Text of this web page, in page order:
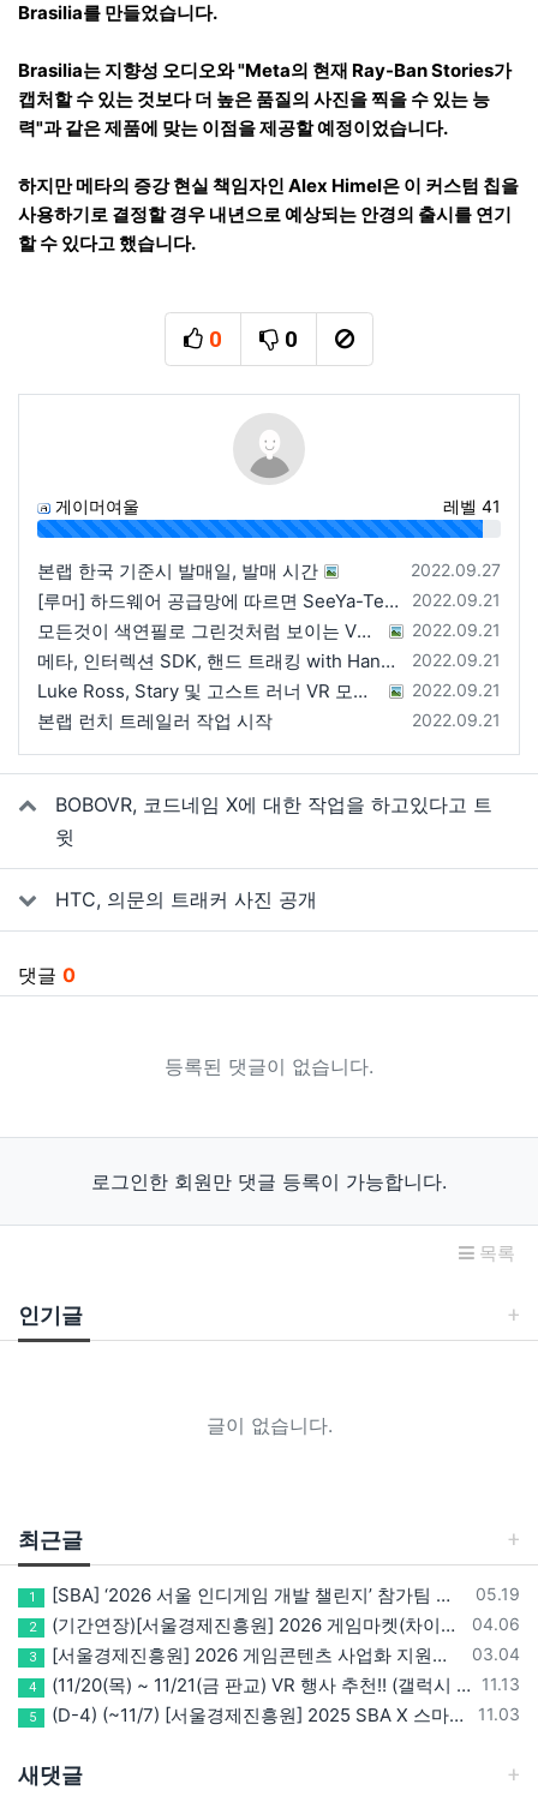
Brasilia를 만들었습니다.
Brasilia는 지향성 오디오와 "Meta의 현재 Ray-Ban Stories가
캡처할 수 있는 것보다 더 높은 품질의 사진을 찍을 수 있는 능
력"과 같은 제품에 맞는 이점을 제공할 예정이었습니다.
하지만 메타의 증강 현실 책임자인 Alex Himel은 이 커스텀 칩을
사용하기로 결정할 경우 내년으로 예상되는 안경의 출시를 연기
할 수 있다고 했습니다.
0
추천
0
비추천신고
게이머여울 레벨 41
96%
등록일
2022.09.27
본랩 한국 기준시 발매일, 발매 시간
등록일
2022.09.21
[루머] 하드웨어 공급망에 따르면 SeeYa-Tech가 Apple에 여러 번 uOLED 샘플을 보냄
등록일
2022.09.21
모든것이 색연필로 그린것처럼 보이는 VRChat 월드
등록일
2022.09.21
메타, 인터렉션 SDK, 핸드 트래킹 with Hands 2.1에 대한 강연 예정
등록일
2022.09.21
Luke Ross, Stary 및 고스트 러너 VR 모드 공개
등록일
2022.09.21
본랩 런치 트레일러 작업 시작
관련자료
BOBOVR, 코드네임 X에 대한 작업을 하고있다고 트
윗
HTC, 의문의 트래커 사진 공개
댓글 0
등록된 댓글이 없습니다.
로그인한 회원만 댓글 등록이 가능합니다.
목록
인기글
글이 없습니다.
최근글
등록일
05.19
1 [SBA] ‘2026 서울 인디게임 개발 챌린지’ 참가팀 모집
등록일
04.06
2 (기간연장)[서울경제진흥원] 2026 게임마켓(차이나조이, BIC, 지스타) 서울관 참가기업 모집!(~5/8 15:00)
등록일
03.04
3 [서울경제진흥원] 2026 게임콘텐츠 사업화 지원사업 참가기업 모집(~3/26까지)
등록일
11.13
4 (11/20(목) ~ 11/21(금 판교) VR 행사 추천!! (갤럭시 XR/ 애플 비전프로 등 기기 체험, 메타퀘스트 경품)
등록일
11.03
5 (D-4) (~11/7) [서울경제진흥원] 2025 SBA X 스마일게이트, ‘게임랩 with STOVE INDIE’ 참가기업 모집
새댓글